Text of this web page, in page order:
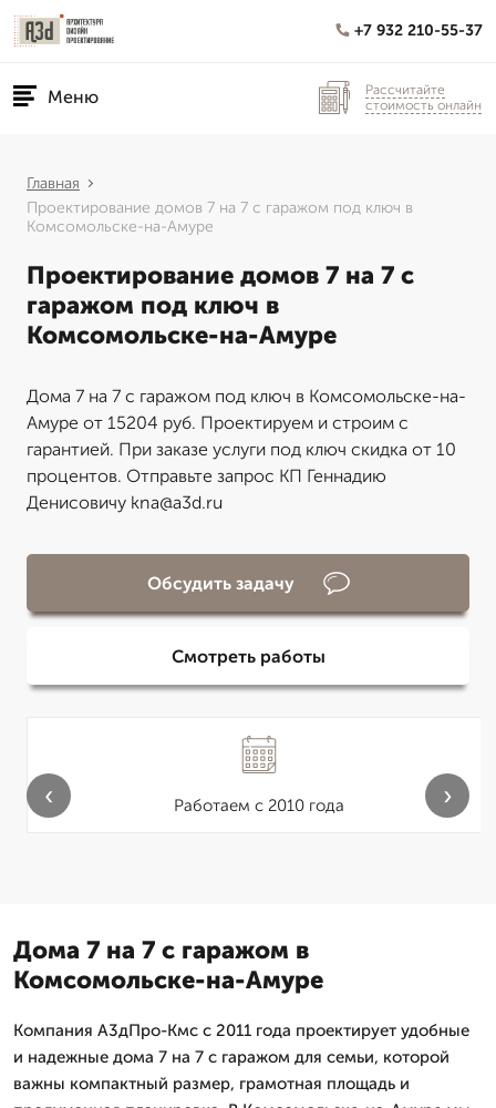
+7 932 210-55-37
Меню
Рассчитайте
стоимость онлайн
Главная
Проектирование домов 7 на 7 с гаражом под ключ в
Комсомольске-на-Амуре
Проектирование домов 7 на 7 с
гаражом под ключ в
Комсомольске-на-Амуре
Дома 7 на 7 с гаражом под ключ в Комсомольске-на-
Амуре от 15204 руб. Проектируем и строим с
гарантией. При заказе услуги под ключ скидка от 10
процентов. Отправьте запрос КП Геннадию
Денисовичу kna@a3d.ru
Обсудить задачу
Смотреть работы
Работаем с 2010 года
‹ ›
Дома 7 на 7 с гаражом в
Комсомольске-на-Амуре
Компания А3дПро-Кмс с 2011 года проектирует удобные
и надежные дома 7 на 7 с гаражом для семьи, которой
важны компактный размер, грамотная площадь и